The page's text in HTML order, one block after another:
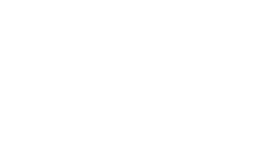
بيان صادر عن الأمانة العامة